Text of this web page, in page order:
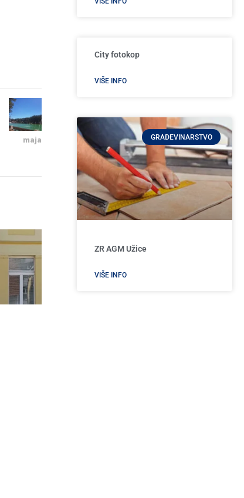
maja
City fotokop
VIŠE INFO
GRAĐEVINARSTVO
ZR AGM Užice
VIŠE INFO